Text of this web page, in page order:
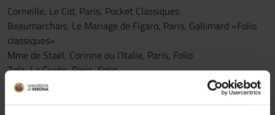
Corneille, Le Cid, Paris, Pocket Classiques
Beaumarchais, Le Mariage de Figaro, Paris, Gallimard «Folio
classiques»
Mme de Staël, Corinne ou l’Italie, Paris, Folio
Zola, La Curée, Paris, Folio
Critical Bibliography (clarifications during the course):